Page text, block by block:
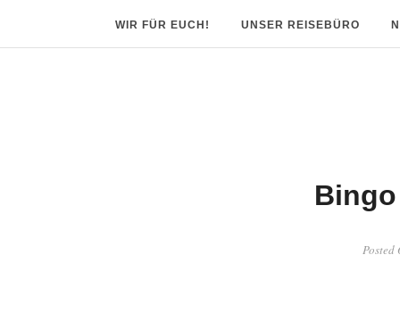
WIR FÜR EUCH! UNSER REISEBÜRO
Posted